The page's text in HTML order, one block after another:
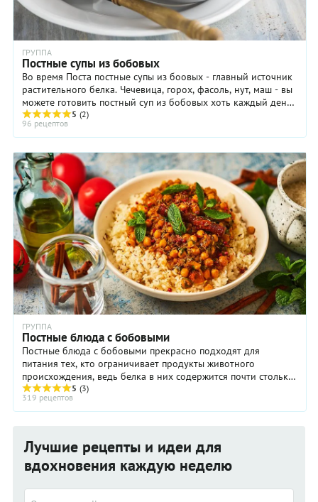
ГРУППА
Постные супы из бобовых
Во время Поста постные супы из боовых - главный источник
растительного белка. Чечевица, горох, фасоль, нут, маш - вы
можете готовить постный суп из бобовых хоть каждый день.
Если вы ... 5 (2)
96 рецептов
ГРУППА
Постные блюда с бобовыми
Постные блюда с бобовыми прекрасно подходят для
питания тех, кто ограничивает продукты животного
происхождения, ведь белка в них содержится почти столько
же, сколько и в мясе. К бобовым ...
5 (3)
319 рецептов
Лучшие рецепты и идеи для
вдохновения каждую неделю